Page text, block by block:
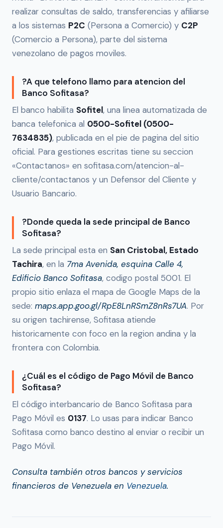
realizar consultas de saldo, transferencias y afiliarse
a los sistemas P2C (Persona a Comercio) y C2P
(Comercio a Persona), parte del sistema
venezolano de pagos moviles.
?A que telefono llamo para atencion del
Banco Sofitasa?
El banco habilita Sofitel, una linea automatizada de
banca telefonica al 0500-Sofitel (0500-
7634835), publicada en el pie de pagina del sitio
oficial. Para gestiones escritas tiene su seccion
«Contactanos» en sofitasa.com/atencion-al-
cliente/contactanos y un Defensor del Cliente y
Usuario Bancario.
?Donde queda la sede principal de Banco
Sofitasa?
La sede principal esta en San Cristobal, Estado
Tachira, en la 7ma Avenida, esquina Calle 4,
Edificio Banco Sofitasa, codigo postal 5001. El
propio sitio enlaza el mapa de Google Maps de la
sede: maps.app.goo.gl/RpE8LnRSmZ8nRs7UA. Por
su origen tachirense, Sofitasa atiende
historicamente con foco en la region andina y la
frontera con Colombia.
¿Cuál es el código de Pago Móvil de Banco
Sofitasa?
El código interbancario de Banco Sofitasa para
Pago Móvil es 0137. Lo usas para indicar Banco
Sofitasa como banco destino al enviar o recibir un
Pago Móvil.
Consulta también otros bancos y servicios
financieros de Venezuela en Venezuela.